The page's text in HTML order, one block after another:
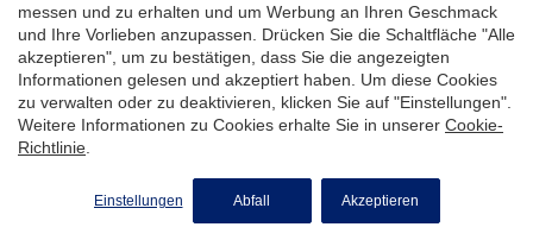
Dominican Republic
Egypt
France
Turks & Caicos
United Arab Emirates
United Kingdom
United States
Uruguay
messen und zu erhalten und um Werbung an Ihren Geschmack
und Ihre Vorlieben anzupassen. Drücken Sie die Schaltfläche "Alle
akzeptieren", um zu bestätigen, dass Sie die angezeigten
Informationen gelesen und akzeptiert haben. Um diese Cookies
zu verwalten oder zu deaktivieren, klicken Sie auf "Einstellungen".
Weitere Informationen zu Cookies erhalte Sie in unserer Cookie-
Richtlinie
Einstellungen Abfall Akzeptieren